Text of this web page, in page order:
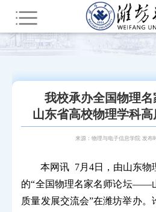
您所在的位置：首页 潍院要闻
我校承办全国物理
山东省高校物理学科
来源：物理与电子信息学院 发布
本网讯 7月4日，由山东物
的“全国物理名家名师论坛——
质量发展交流会”在潍坊举办。